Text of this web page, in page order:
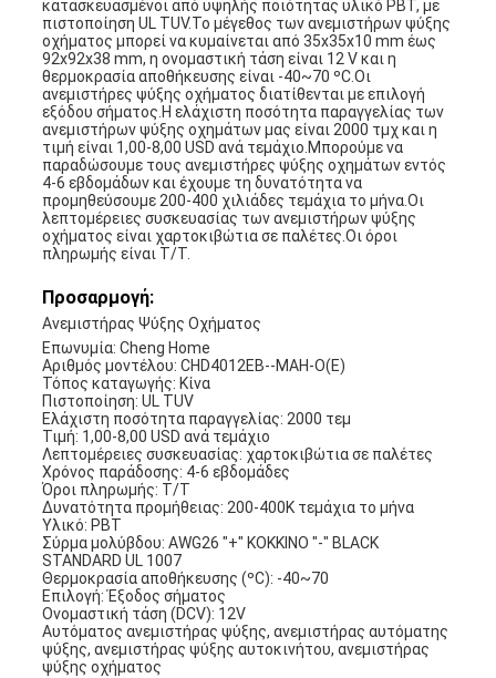
κατασκευασμένοι από υψηλής ποιότητας υλικό PBT, με
πιστοποίηση UL TUV.Το μέγεθος των ανεμιστήρων ψύξης
οχήματος μπορεί να κυμαίνεται από 35x35x10 mm έως
92x92x38 mm, η ονομαστική τάση είναι 12 V και η
θερμοκρασία αποθήκευσης είναι -40~70 ºC.Οι
ανεμιστήρες ψύξης οχήματος διατίθενται με επιλογή
εξόδου σήματος.Η ελάχιστη ποσότητα παραγγελίας των
ανεμιστήρων ψύξης οχημάτων μας είναι 2000 τμχ και η
τιμή είναι 1,00-8,00 USD ανά τεμάχιο.Μπορούμε να
παραδώσουμε τους ανεμιστήρες ψύξης οχημάτων εντός
4-6 εβδομάδων και έχουμε τη δυνατότητα να
προμηθεύσουμε 200-400 χιλιάδες τεμάχια το μήνα.Οι
λεπτομέρειες συσκευασίας των ανεμιστήρων ψύξης
οχήματος είναι χαρτοκιβώτια σε παλέτες.Οι όροι
πληρωμής είναι T/T.
Προσαρμογή:
Ανεμιστήρας Ψύξης Οχήματος
Επωνυμία: Cheng Home
Αριθμός μοντέλου: CHD4012EB--MAH-O(E)
Τόπος καταγωγής: Κίνα
Πιστοποίηση: UL TUV
Ελάχιστη ποσότητα παραγγελίας: 2000 τεμ
Τιμή: 1,00-8,00 USD ανά τεμάχιο
Λεπτομέρειες συσκευασίας: χαρτοκιβώτια σε παλέτες
Χρόνος παράδοσης: 4-6 εβδομάδες
Όροι πληρωμής: T/T
Δυνατότητα προμήθειας: 200-400K τεμάχια το μήνα
Υλικό: PBT
Σύρμα μολύβδου: AWG26 "+" ΚΟΚΚΙΝΟ "-" BLACK
STANDARD UL 1007
Θερμοκρασία αποθήκευσης (ºC): -40~70
Επιλογή: Έξοδος σήματος
Ονομαστική τάση (DCV): 12V
Αυτόματος ανεμιστήρας ψύξης, ανεμιστήρας αυτόματης
ψύξης, ανεμιστήρας ψύξης αυτοκινήτου, ανεμιστήρας
ψύξης οχήματος